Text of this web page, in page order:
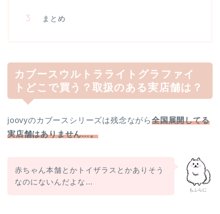
まとめ
カブースウルトラライトグラファイ
トどこで買う？取扱のある実店舗は？
joovyのカブースシリーズは残念ながら全国展開してる
実店舗はありません…。
もふらに
赤ちゃん本舗とかトイザラスとかありそう
なのにないんだよな…